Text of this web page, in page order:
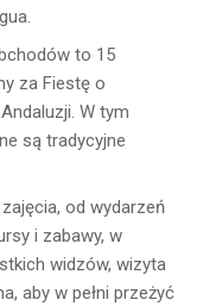
to 15
za Fiestę o
W tym
są tradycyjne
od wydarzeń
i zabawy, w
widzów, wizyta
aby w pełni przeżyć